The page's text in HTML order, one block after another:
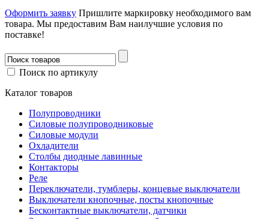
Оформить заявку Пришлите маркировку необходимого вам
товара. Мы предоставим Вам наилучшие условия по
поставке!
Поиск по артикулу
Каталог товаров
Полупроводники
Силовые полупроводниковые
Силовые модули
Охладители
Столбы диодные лавинные
Контакторы
Реле
Переключатели, тумблеры, концевые выключатели
Выключатели кнопочные, посты кнопочные
Бесконтактные выключатели, датчики